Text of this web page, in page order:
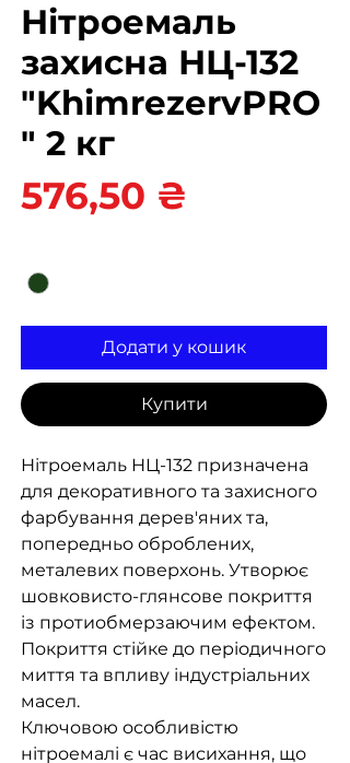
Нітроемаль
захисна НЦ-132
"KhimrezervPRO
" 2 кг
576,50 ₴
Додати у кошик
Купити
Нітроемаль НЦ-132 призначена
для декоративного та захисного
фарбування дерев'яних та,
попередньо оброблених,
металевих поверхонь. Утворює
шовковисто-глянсове покриття
із протиобмерзаючим ефектом.
Покриття стійке до періодичного
миття та впливу індустріальних
масел.
Ключовою особливістю
нітроемалі є час висихання, що